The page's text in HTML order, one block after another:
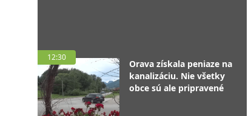
12:30
Orava získala peniaze na
kanalizáciu. Nie všetky
obce sú ale pripravené